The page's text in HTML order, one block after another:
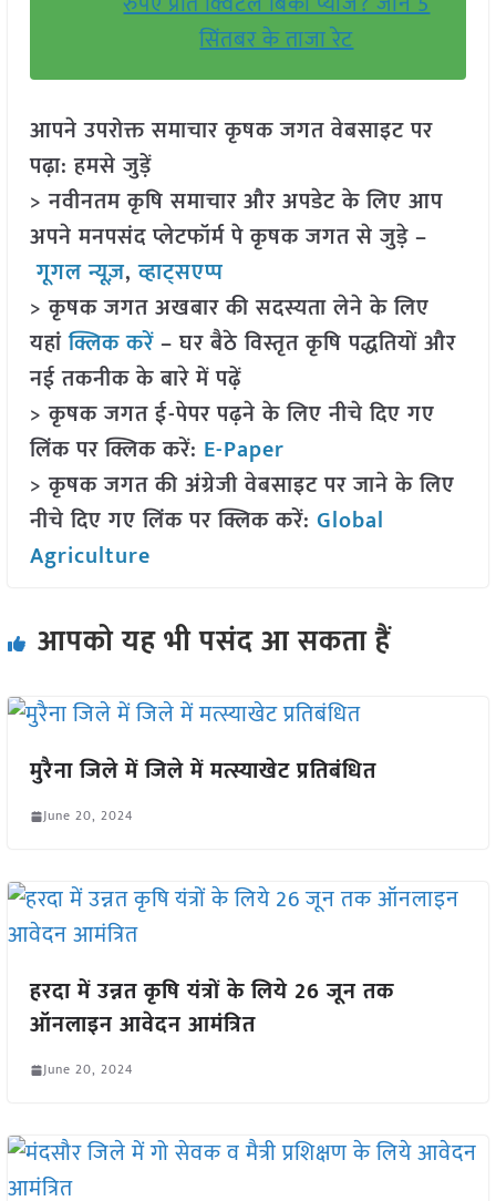
सिंतबर के ताजा रेट
आपने उपरोक्त समाचार कृषक जगत वेबसाइट पर
पढ़ा: हमसे जुड़ें
> नवीनतम कृषि समाचार और अपडेट के लिए आप
अपने मनपसंद प्लेटफॉर्म पे कृषक जगत से जुड़े –
गूगल न्यूज़,व्हाट्सएप्प
> कृषक जगत अखबार की सदस्यता लेने के लिए
यहांक्लिक करें– घर बैठे विस्तृत कृषि पद्धतियों और
नई तकनीक के बारे में पढ़ें
> कृषक जगत ई-पेपर पढ़ने के लिए नीचे दिए गए
लिंक पर क्लिक करें: E-Paper
> कृषक जगत की अंग्रेजी वेबसाइट पर जाने के लिए
नीचे दिए गए लिंक पर क्लिक करें: Global
Agriculture
आपको यह भी पसंद आ सकता हैं
मुरैना जिले में जिले में मत्स्याखेट प्रतिबंधित
June 20, 2024
हरदा में उन्नत कृषि यंत्रों के लिये 26 जून तक
ऑनलाइन आवेदन आमंत्रित
June 20, 2024